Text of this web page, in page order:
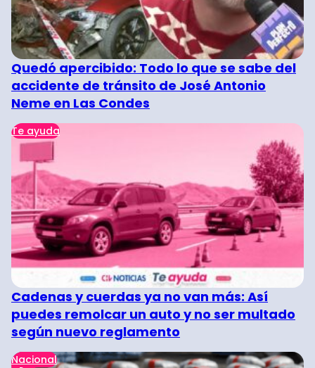
Quedó apercibido: Todo lo que se sabe del
accidente de tránsito de José Antonio
Neme en Las Condes
Te ayuda
Cadenas y cuerdas ya no van más: Así
puedes remolcar un auto y no ser multado
según nuevo reglamento
Nacional